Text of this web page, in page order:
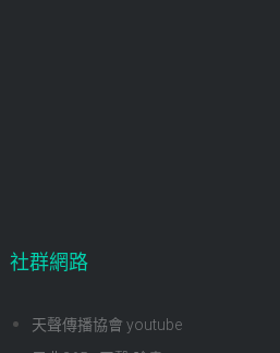
社群網路
天聲傳播協會 youtube